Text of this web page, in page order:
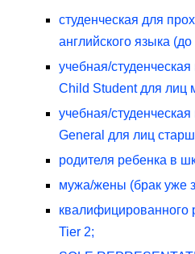
студенческая для
английского языка
учебная/
Child Student для лиц
учебная/
General для лиц
родителя ребенка в
мужа/жены (брак уже
квалифицированного
Tier 2;